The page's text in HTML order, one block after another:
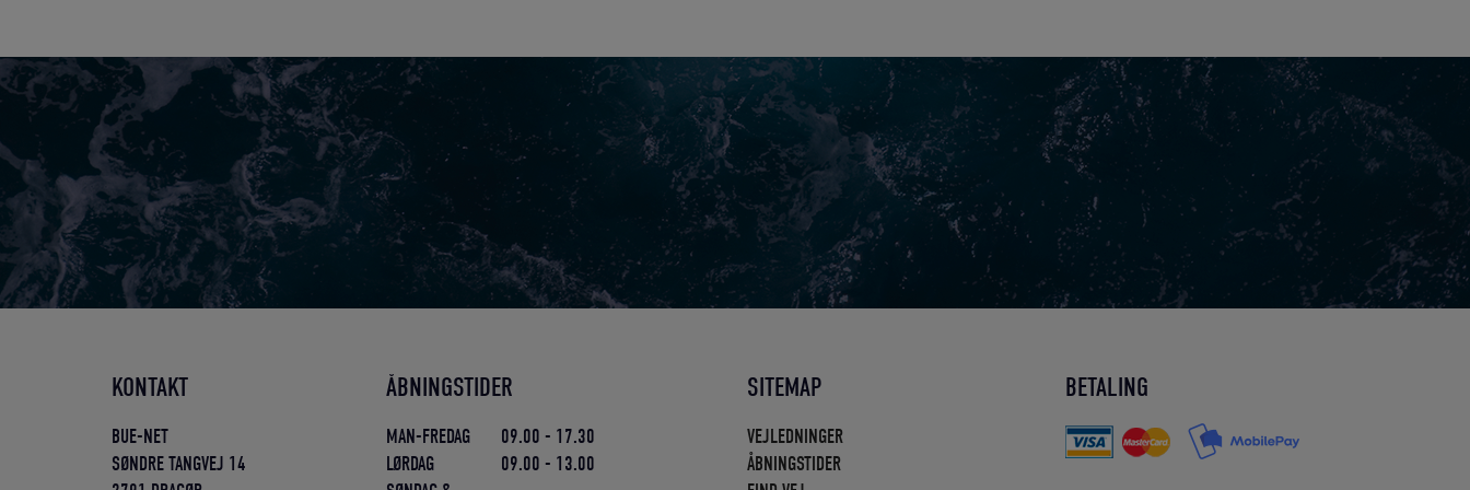
KONTAKT
BUE-NET
SØNDRE TANGVEJ 14
ÅBNINGSTIDER
MAN-FREDAG
09.00 - 17.30
LØRDAG
09.00 - 13.00
SITEMAP
VEJLEDNINGER
ÅBNINGSTIDER
BETALING